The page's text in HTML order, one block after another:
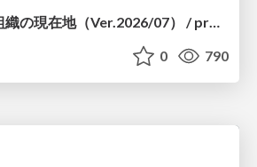
プロダクト開発組織の現在地（Ver.2026/07） / product-organization
0 790